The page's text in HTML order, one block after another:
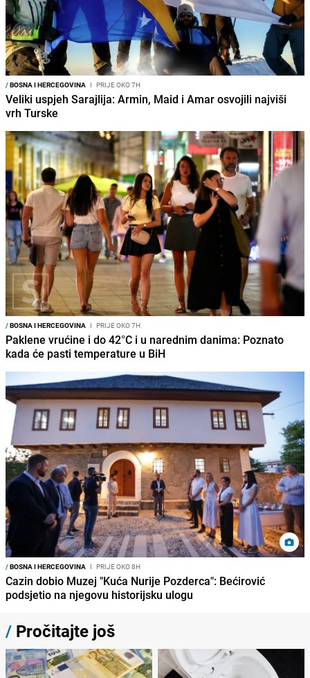
/BOSNA I HERCEGOVINA I PRIJE OKO 7H
Veliki uspjeh Sarajlija: Armin, Maid i Amar osvojili najviši
vrh Turske
/BOSNA I HERCEGOVINA I PRIJE OKO 7H
Paklene vrućine i do 42°C i u narednim danima: Poznato
kada će pasti temperature u BiH
/BOSNA I HERCEGOVINA I PRIJE OKO 8H
Cazin dobio Muzej "Kuća Nurije Pozderca": Bećirović
podsjetio na njegovu historijsku ulogu
/ Pročitajte još